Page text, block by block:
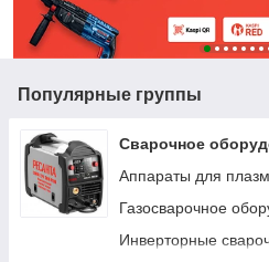
Популярные группы
Сварочное
Аппараты для
Газосварочное
Инверторные